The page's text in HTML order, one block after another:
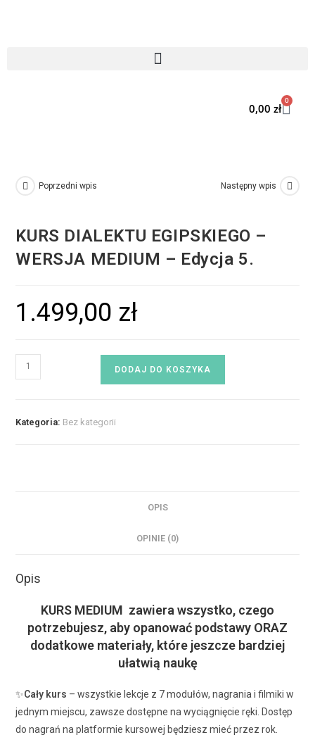
0,00 zł
0
Poprzedni wpis Następny wpis
KURS DIALEKTU EGIPSKIEGO –
WERSJA MEDIUM – Edycja 5.
1.499,00 zł
DODAJ DO KOSZYKA
Kategoria: Bez kategorii
OPIS
OPINIE (0)
Opis
KURS MEDIUM zawiera wszystko, czego
potrzebujesz, aby opanować podstawy ORAZ
dodatkowe materiały, które jeszcze bardziej
ułatwią naukę
✨Cały kurs – wszystkie lekcje z 7 modułów, nagrania i filmiki w
jednym miejscu, zawsze dostępne na wyciągnięcie ręki. Dostęp
do nagrań na platformie kursowej będziesz mieć przez rok.